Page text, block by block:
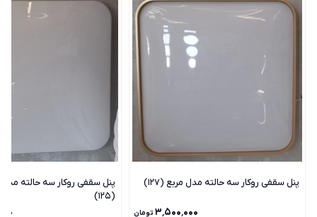
پنل سقفی روکار سه حالته مدل مربع (127)
۳٬۵۰۰٬۰۰۰ تومان
پنل سقفی روکار سه حالته
(125)